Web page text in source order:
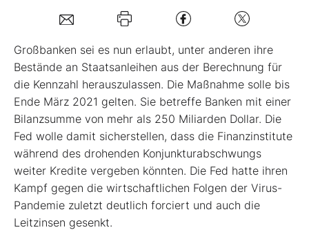
Mein Konto
Folgen Sie uns
Kontakt
Großbanken sei es nun erlaubt, unter anderen ihre
Bestände an Staatsanleihen aus der Berechnung für
die Kennzahl herauszulassen. Die Maßnahme solle bis
Ende März 2021 gelten. Sie betreffe Banken mit einer
Bilanzsumme von mehr als 250 Miliarden Dollar. Die
Fed wolle damit sicherstellen, dass die Finanzinstitute
während des drohenden Konjunkturabschwungs
weiter Kredite vergeben könnten. Die Fed hatte ihren
Kampf gegen die wirtschaftlichen Folgen der Virus-
Pandemie zuletzt deutlich forciert und auch die
Leitzinsen gesenkt.